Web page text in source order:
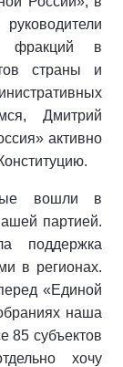
фракций в
страны и
Дмитрий
активно
вошли в
партией.
поддержка
в регионах.
«Единой
наша
85 субъектов
хочу